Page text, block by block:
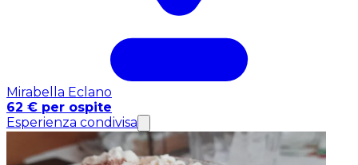
Mirabella Eclano
62 € per ospite
Esperienza condivisa